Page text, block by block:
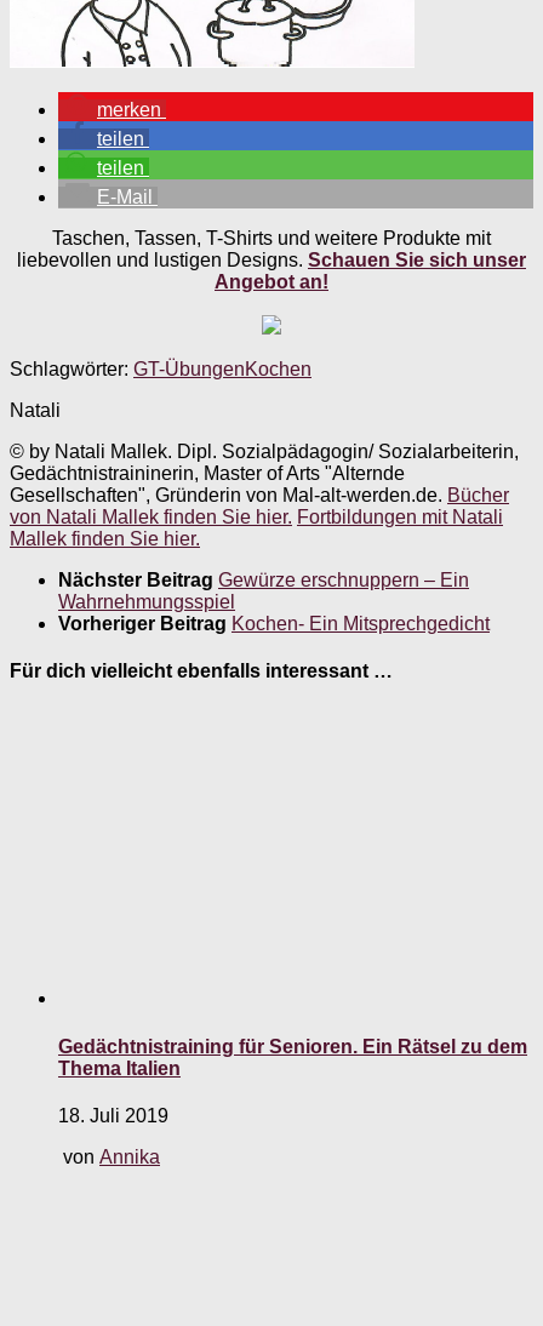
merken
teilen
teilen
E-Mail
Taschen, Tassen, T-Shirts und weitere Produkte mit
liebevollen und lustigen Designs. Schauen Sie sich unser
Angebot an!
Schlagwörter: GT-ÜbungenKochen
Natali
© by Natali Mallek. Dipl. Sozialpädagogin/ Sozialarbeiterin,
Gedächtnistraininerin, Master of Arts "Alternde
Gesellschaften", Gründerin von Mal-alt-werden.de. Bücher
von Natali Mallek finden Sie hier. Fortbildungen mit Natali
Mallek finden Sie hier.
Nächster Beitrag Gewürze erschnuppern – Ein
Wahrnehmungsspiel
Vorheriger Beitrag Kochen- Ein Mitsprechgedicht
Für dich vielleicht ebenfalls interessant …
Gedächtnistraining für Senioren. Ein Rätsel zu dem
Thema Italien
18. Juli 2019
von Annika